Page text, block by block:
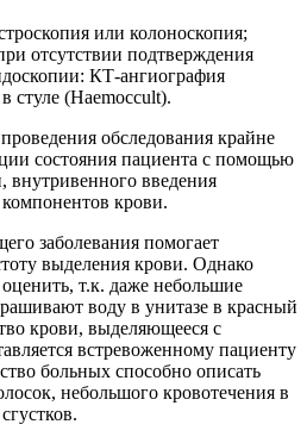
или колоноскопия;
отсутствии подтверждения
КТ-ангиография
стуле (Haemoccult).
обследования крайне
состояния пациента с помощью
внутривенного введения
крови.
заболевания помогает
выделения крови. Однако
т.к. даже небольшие
воду в унитазе в красный
крови, выделяющееся с
встревоженному пациенту
больных способно описать
небольшого кровотечения в